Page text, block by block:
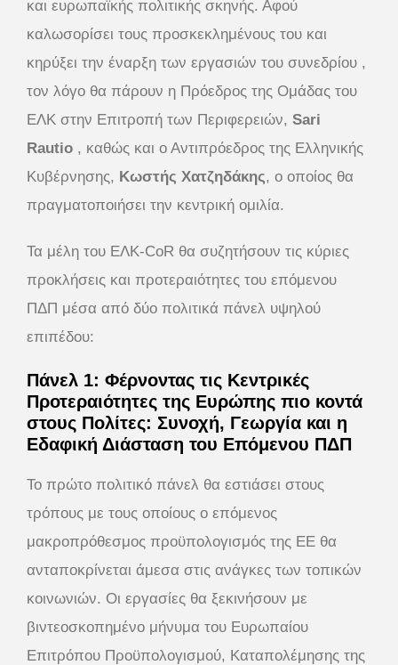
και ευρωπαϊκής πολιτικής σκηνής. Αφού
καλωσορίσει τους προσκεκλημένους του και
κηρύξει την έναρξη των εργασιών του συνεδρίου ,
τον λόγο θα πάρουν η Πρόεδρος της Ομάδας του
ΕΛΚ στην Επιτροπή των Περιφερειών, Sari
Rautio , καθώς και ο Αντιπρόεδρος της Ελληνικής
Κυβέρνησης, Κωστής Χατζηδάκης, ο οποίος θα
πραγματοποιήσει την κεντρική ομιλία.
Τα μέλη του ΕΛΚ-CoR θα συζητήσουν τις κύριες
προκλήσεις και προτεραιότητες του επόμενου
ΠΔΠ μέσα από δύο πολιτικά πάνελ υψηλού
επιπέδου:
Πάνελ 1: Φέρνοντας τις Κεντρικές
Προτεραιότητες της Ευρώπης πιο κοντά
στους Πολίτες: Συνοχή, Γεωργία και η
Εδαφική Διάσταση του Επόμενου ΠΔΠ
Το πρώτο πολιτικό πάνελ θα εστιάσει στους
τρόπους με τους οποίους ο επόμενος
μακροπρόθεσμος προϋπολογισμός της ΕΕ θα
ανταποκρίνεται άμεσα στις ανάγκες των τοπικών
κοινωνιών. Οι εργασίες θα ξεκινήσουν με
βιντεοσκοπημένο μήνυμα του Ευρωπαίου
Επιτρόπου Προϋπολογισμού, Καταπολέμησης της